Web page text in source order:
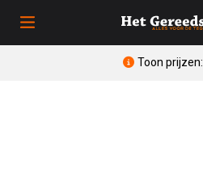
Toon prijzen: